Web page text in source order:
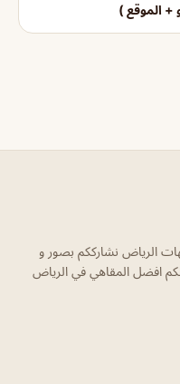
الرياض نشارككم بصور و
افضل المقاهي في الرياض